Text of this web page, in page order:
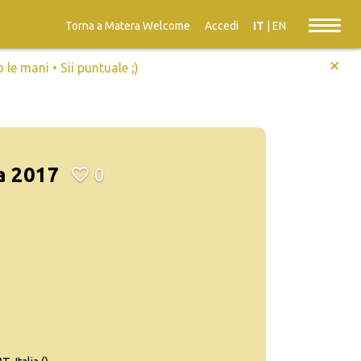
Torna a Matera Welcome Accedi IT EN
le mani • Sii puntuale ;) +
2017 0